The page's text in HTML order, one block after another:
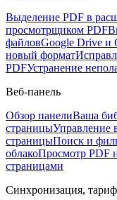
Выделение PDF в
просмотрщиком PDF
файловGoogle Drive и
новый формат
PDFУстранение
Веб-панель
Обзор панелиВаша
страницыУправление
страницыПоиск и
облакоПросмотр PDF
страницами
Синхронизация,